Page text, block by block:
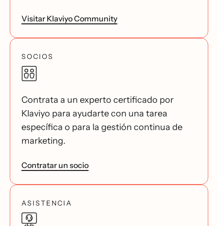
Visitar Klaviyo Community
SOCIOS
Contrata a un experto certificado por
Klaviyo para ayudarte con una tarea
específica o para la gestión continua de
marketing.
Contratar un socio
ASISTENCIA